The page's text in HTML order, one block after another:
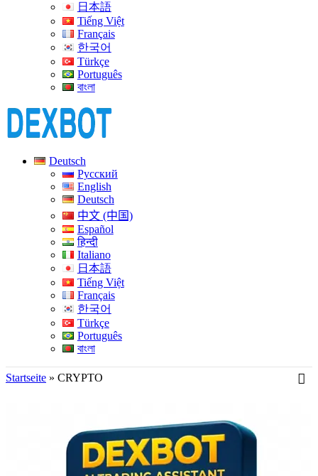
日本語
Tiếng Việt
Français
한국어
Türkçe
Português
বাংলা
Deutsch
Русский
English
Deutsch
中文 (中国)
Español
हिन्दी
Italiano
日本語
Tiếng Việt
Français
한국어
Türkçe
Português
বাংলা
Startseite » CRYPTO